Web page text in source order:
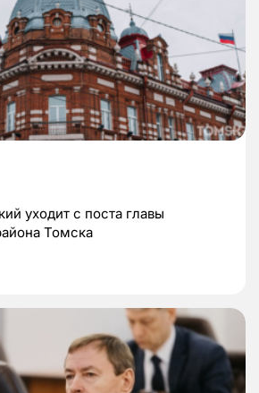
уходит с поста главы
Томска